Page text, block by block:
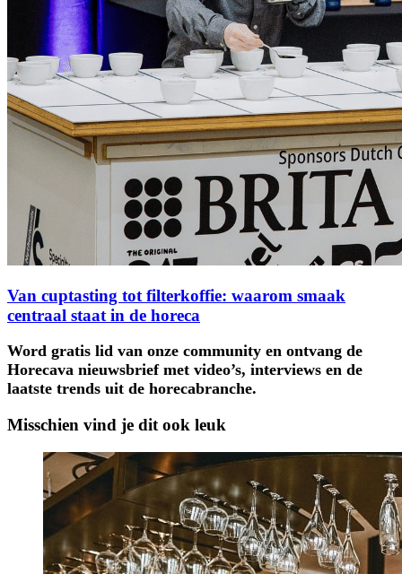
Van cuptasting tot filterkoffie: waarom smaak
centraal staat in de horeca
Word gratis lid van onze community en ontvang de
Horecava nieuwsbrief met video’s, interviews en de
laatste trends uit de horecabranche.
Misschien vind je dit ook leuk